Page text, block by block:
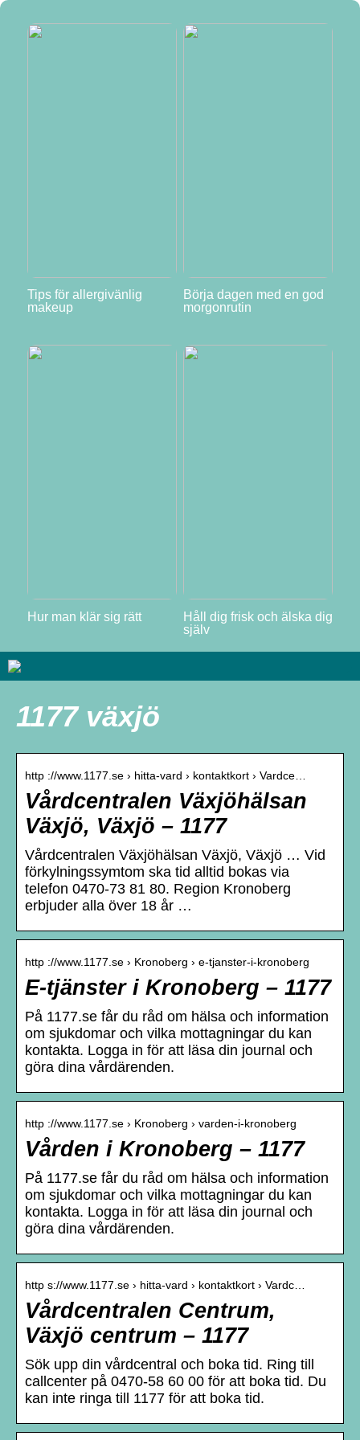
Tips för allergivänlig
makeup
Börja dagen med en god
morgonrutin
Hur man klär sig rätt
Håll dig frisk och älska dig
själv
1177 växjö
http ://www.1177.se › hitta-vard › kontaktkort › Vardce…
Vårdcentralen Växjöhälsan
Växjö, Växjö – 1177
Vårdcentralen Växjöhälsan Växjö, Växjö … Vid
förkylningssymtom ska tid alltid bokas via
telefon 0470-73 81 80. Region Kronoberg
erbjuder alla över 18 år …
http ://www.1177.se › Kronoberg › e-tjanster-i-kronoberg
E-tjänster i Kronoberg – 1177
På 1177.se får du råd om hälsa och information
om sjukdomar och vilka mottagningar du kan
kontakta. Logga in för att läsa din journal och
göra dina vårdärenden.
http ://www.1177.se › Kronoberg › varden-i-kronoberg
Vården i Kronoberg – 1177
På 1177.se får du råd om hälsa och information
om sjukdomar och vilka mottagningar du kan
kontakta. Logga in för att läsa din journal och
göra dina vårdärenden.
http s://www.1177.se › hitta-vard › kontaktkort › Vardc…
Vårdcentralen Centrum,
Växjö centrum – 1177
Sök upp din vårdcentral och boka tid. Ring till
callcenter på 0470-58 60 00 för att boka tid. Du
kan inte ringa till 1177 för att boka tid.